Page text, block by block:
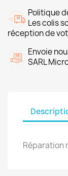
Politique
Les colis
réception de
Envoie
SARL
Réparation